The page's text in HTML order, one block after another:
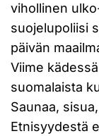
vihollinen
suojelupoliisi
päivän
Viime
suomalaista
Saunaa,
Etnisyydestä